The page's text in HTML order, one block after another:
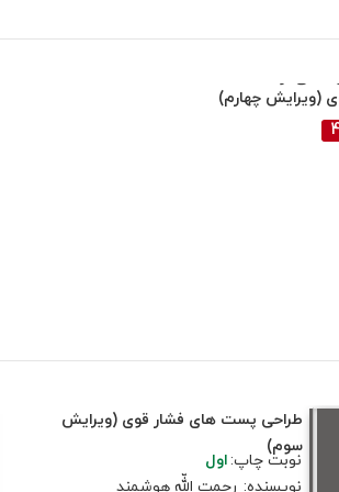
(ویرایش چهارم)
طراحی پست های فشار قوی (ویرایش
سوم)
نوبت چاپ:اول
نویسنده: رحمت اللّه هوشمند